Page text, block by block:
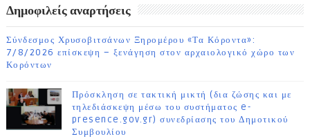
Δημοφιλείς αναρτήσεις
Σύνδεσμος Χρυσοβιτσάνων Ξηρομέρου «Τα Κόροντα»:
7/8/2026 επίσκεψη – ξενάγηση στον αρχαιολογικό χώρο των
Κορόντων
Πρόσκληση σε τακτική μικτή (δια ζώσης και με
τηλεδιάσκεψη μέσω του συστήματος e-
presence.gov.gr) συνεδρίασης του Δημοτικού
Συμβουλίου